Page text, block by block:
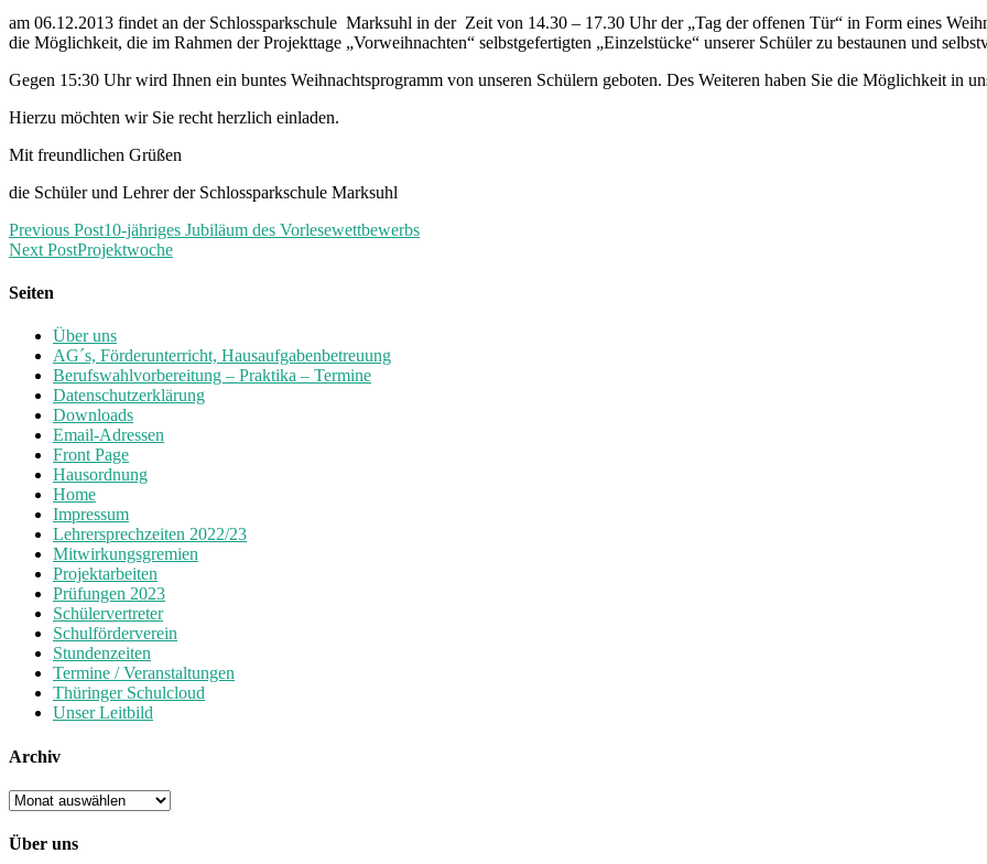
am 06.12.2013 findet an der Schlossparkschule Marksuhl in der Zeit von 14.30 – 17.30 Uhr der „Tag der offenen Tür“ in Form eines
die Möglichkeit, die im Rahmen der Projekttage „Vorweihnachten“ selbstgefertigten „Einzelstücke“ unserer Schüler zu bestaunen und
Gegen 15:30 Uhr wird Ihnen ein buntes Weihnachtsprogramm von unseren Schülern geboten. Des Weiteren haben Sie die Möglichkeit in
Hierzu möchten wir Sie recht herzlich einladen.
Mit freundlichen Grüßen
die Schüler und Lehrer der Schlossparkschule Marksuhl
Previous Post10-jähriges Jubiläum des Vorlesewettbewerbs
Next PostProjektwoche
Seiten
Über uns
AG´s, Förderunterricht, Hausaufgabenbetreuung
Berufswahlvorbereitung – Praktika – Termine
Datenschutzerklärung
Downloads
Email-Adressen
Front Page
Hausordnung
Home
Impressum
Lehrersprechzeiten 2022/23
Mitwirkungsgremien
Projektarbeiten
Prüfungen 2023
Schülervertreter
Schulförderverein
Stundenzeiten
Termine / Veranstaltungen
Thüringer Schulcloud
Unser Leitbild
Archiv
Archiv
Über uns